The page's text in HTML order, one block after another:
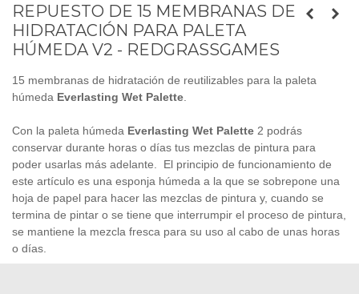
REPUESTO DE 15 MEMBRANAS DE
HIDRATACIÓN PARA PALETA
HÚMEDA V2 - REDGRASSGAMES
15 membranas de hidratación de reutilizables para la paleta
húmeda Everlasting Wet Palette
Con la paleta húmeda Everlasting Wet Palette 2 podrás
conservar durante horas o días tus mezclas de pintura para
poder usarlas más adelante. El principio de funcionamiento de
este artículo es una esponja húmeda a la que se sobrepone una
hoja de papel para hacer las mezclas de pintura y, cuando se
termina de pintar o se tiene que interrumpir el proceso de pintura,
se mantiene la mezcla fresca para su uso al cabo de unas horas
o días.